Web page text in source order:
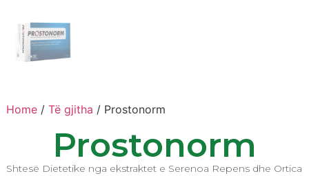
Home/ Të gjitha / Prostonorm
Prostonorm
Shtesë Dietetike nga ekstraktet e Serenoa Repens dhe Ortica